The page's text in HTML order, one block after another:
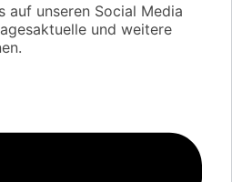
auf unseren Social Media
und weitere